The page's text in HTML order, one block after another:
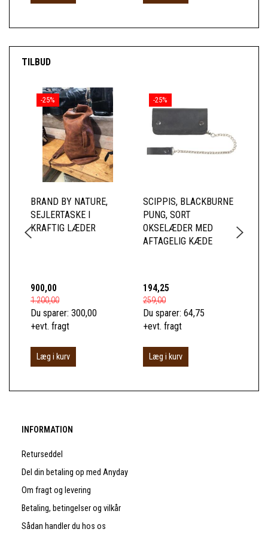
TILBUD
-25%
BRAND BY NATURE,
SEJLERTASKE I
KRAFTIG LÆDER
900,00
1.200,00
Du sparer: 300,00
+evt. fragt
Læg i kurv
-25%
SCIPPIS, BLACKBURNE
PUNG, SORT
OKSELÆDER MED
AFTAGELIG KÆDE
194,25
259,00
Du sparer: 64,75
+evt. fragt
Læg i kurv
INFORMATION
Returseddel
Del din betaling op med Anyday
Om fragt og levering
Betaling, betingelser og vilkår
Sådan handler du hos os